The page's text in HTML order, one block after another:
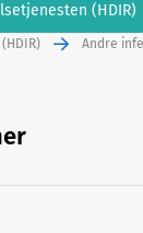
(HDIR)
Andre